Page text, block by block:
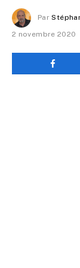
Par
2 novembre 2020